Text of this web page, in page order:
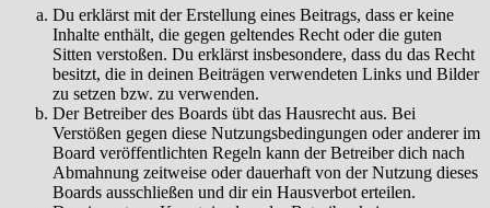
Du erklärst mit der Erstellung eines Beitrags, dass er keine
Inhalte enthält, die gegen geltendes Recht oder die guten
Sitten verstoßen. Du erklärst insbesondere, dass du das Recht
besitzt, die in deinen Beiträgen verwendeten Links und Bilder
zu setzen bzw. zu verwenden.
Der Betreiber des Boards übt das Hausrecht aus. Bei
Verstößen gegen diese Nutzungsbedingungen oder anderer im
Board veröffentlichten Regeln kann der Betreiber dich nach
Abmahnung zeitweise oder dauerhaft von der Nutzung dieses
Boards ausschließen und dir ein Hausverbot erteilen.